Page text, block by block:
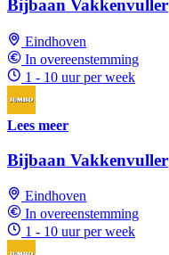
Bijbaan Vakkenvuller
Eindhoven
In overeenstemming
1 - 10 uur per week
Lees meer
Bijbaan Vakkenvuller
Eindhoven
In overeenstemming
1 - 10 uur per week